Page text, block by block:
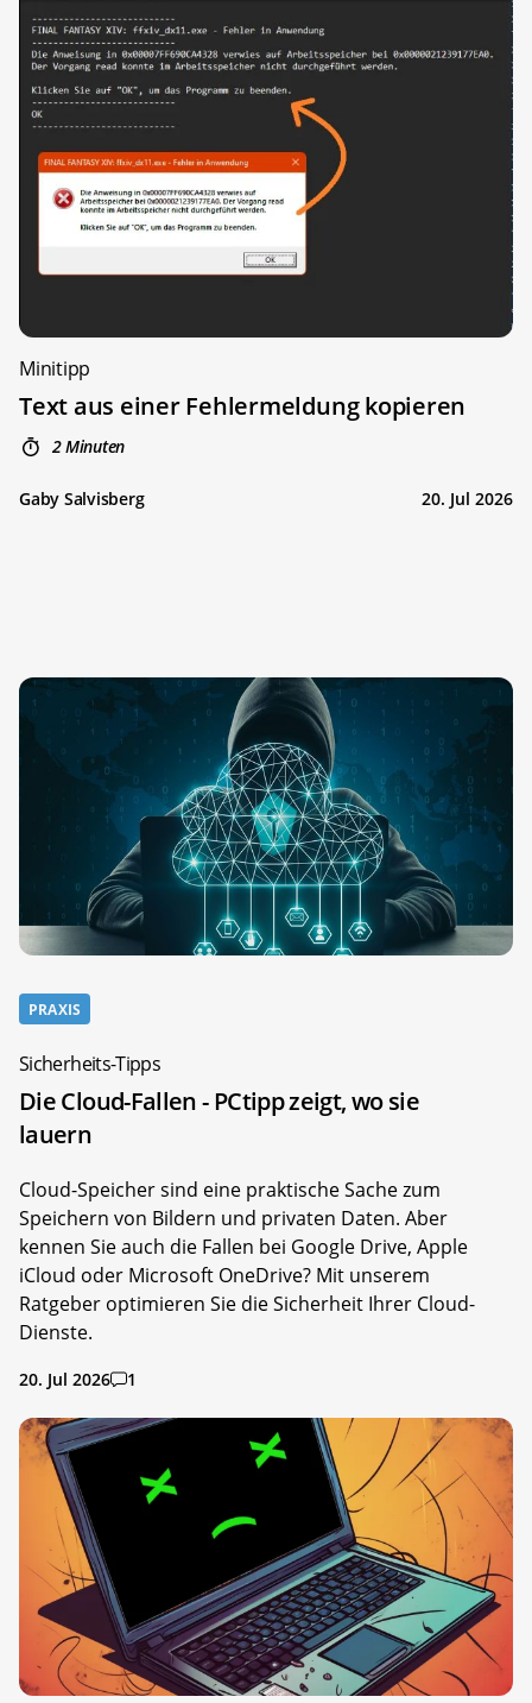
Minitipp
Text aus einer Fehlermeldung kopieren
2 Minuten
Gaby Salvisberg 20. Jul 2026
PRAXIS
Sicherheits-Tipps
Die Cloud-Fallen - PCtipp zeigt, wo sie
lauern
Cloud-Speicher sind eine praktische Sache zum
Speichern von Bildern und privaten Daten. Aber
kennen Sie auch die Fallen bei Google Drive, Apple
iCloud oder Microsoft OneDrive? Mit unserem
Ratgeber optimieren Sie die Sicherheit Ihrer Cloud-
Dienste.
20. Jul 2026 1